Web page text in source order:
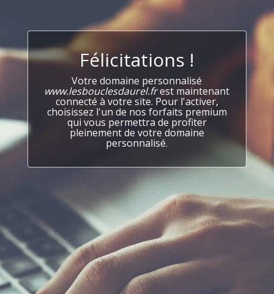
Félicitations !
Votre domaine personnalisé
www.lesbouclesdaurel.frest maintenant
connecté à votre site. Pour l'activer,
choisissez l'un de nos forfaits premium
qui vous permettra de profiter
pleinement de votre domaine
personnalisé.